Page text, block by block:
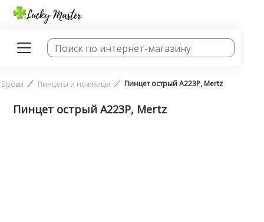
Брови Пинцеты и ножницы Пинцет острый A223P, Mertz
Пинцет острый A223P, Mertz